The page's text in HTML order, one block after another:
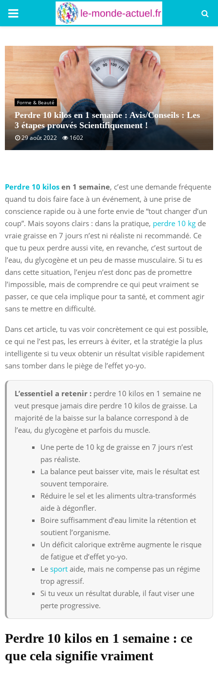
PRIMARY
Forme & Beauté
Perdre 10 kilos en 1 semaine : Avis/Conseils : Les
3 étapes prouvés Scientifiquement !
29 août 2022 1602
Perdre 10 kilos en 1 semaine, c’est une demande fréquente
quand tu dois faire face à un événement, à une prise de
conscience rapide ou à une forte envie de “tout changer d’un
coup”. Mais soyons clairs : dans la pratique, perdre 10 kg de
vraie graisse en 7 jours n’est ni réaliste ni recommandé. Ce
que tu peux perdre aussi vite, en revanche, c’est surtout de
l’eau, du glycogène et un peu de masse musculaire. Si tu es
dans cette situation, l’enjeu n’est donc pas de promettre
l’impossible, mais de comprendre ce qui peut vraiment se
passer, ce que cela implique pour ta santé, et comment agir
sans te mettre en difficulté.
Dans cet article, tu vas voir concrètement ce qui est possible,
ce qui ne l’est pas, les erreurs à éviter, et la stratégie la plus
intelligente si tu veux obtenir un résultat visible rapidement
sans tomber dans le piège de l’effet yo-yo.
L’essentiel a retenir : perdre 10 kilos en 1 semaine ne
veut presque jamais dire perdre 10 kilos de graisse. La
majorité de la baisse sur la balance correspond à de
l’eau, du glycogène et parfois du muscle.
Une perte de 10 kg de graisse en 7 jours n’est
pas réaliste.
La balance peut baisser vite, mais le résultat est
souvent temporaire.
Réduire le sel et les aliments ultra-transformés
aide à dégonfler.
Boire suffisamment d’eau limite la rétention et
soutient l’organisme.
Un déficit calorique extrême augmente le risque
de fatigue et d’effet yo-yo.
Le sport aide, mais ne compense pas un régime
trop agressif.
Si tu veux un résultat durable, il faut viser une
perte progressive.
Perdre 10 kilos en 1 semaine : ce
que cela signifie vraiment